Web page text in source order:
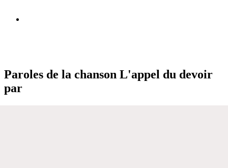
Paroles de la chanson L'appel du devoir
par